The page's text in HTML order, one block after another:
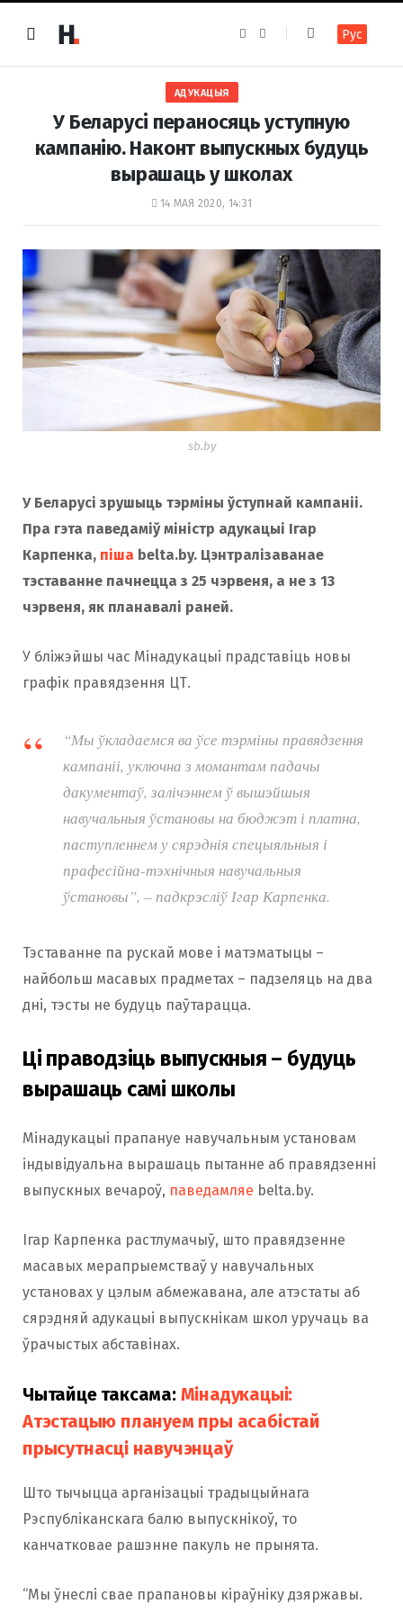
e
k
t
a
m
Рус
АДУКАЦЫЯ
У Беларусі пераносяць уступную
кампанію. Наконт выпускных будуць
вырашаць у школах
14 МАЯ 2020, 14:31
sb.by
У Беларусі зрушыць тэрміны ўступнай кампаніі.
Пра гэта паведаміў міністр адукацыі Ігар
Карпенка, піша belta.by. Цэнтралізаванае
тэставанне пачнецца з 25 чэрвеня, а не з 13
чэрвеня, як планавалі раней.
У бліжэйшы час Мінадукацыі прадставіць новы
графік правядзення ЦТ.
“Мы ўкладаемся ва ўсе тэрміны правядзення
кампаніі, уключна з момантам падачы
дакументаў, залічэннем ў вышэйшыя
навучальныя ўстановы на бюджэт і платна,
паступленнем у сярэднія спецыяльныя і
прафесійна-тэхнічныя навучальныя
ўстановы”, – падкрэсліў Ігар Карпенка.
Тэставанне па рускай мове і матэматыцы –
найбольш масавых прадметах – падзеляць на два
дні, тэсты не будуць паўтарацца.
Ці праводзіць выпускныя – будуць
вырашаць самі школы
Мінадукацыі прапануе навучальным установам
індывідуальна вырашаць пытанне аб правядзенні
выпускных вечароў, паведамляе belta.by.
Ігар Карпенка растлумачыў, што правядзенне
масавых мерапрыемстваў у навучальных
установах у цэлым абмежавана, але атэстаты аб
сярэдняй адукацыі выпускнікам школ уручаць ва
ўрачыстых абставінах.
Чытайце таксама: Мінадукацыі:
Атэстацыю плануем пры асабістай
прысутнасці навучэнцаў
Што тычыцца арганізацыі традыцыйнага
Рэспубліканскага балю выпускнікоў, то
канчатковае рашэнне пакуль не прынята.
“Мы ўнеслі свае прапановы кіраўніку дзяржавы.